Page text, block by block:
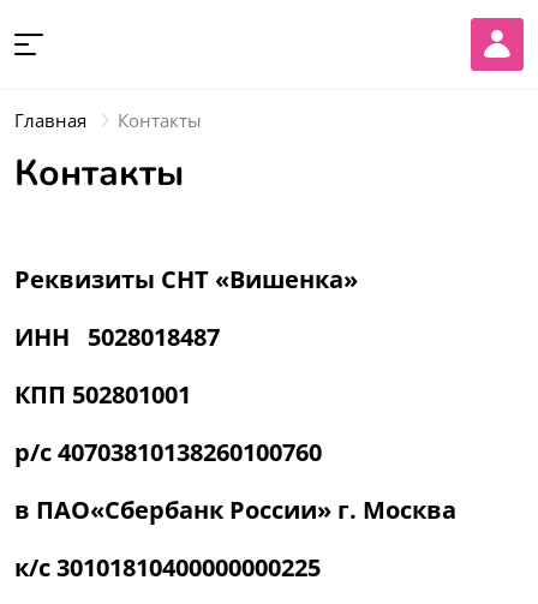
Главная Контакты
Контакты
Реквизиты СНТ «Вишенка»
ИНН 5028018487
КПП 502801001
р/с 40703810138260100760
в ПАО«Сбербанк России» г. Москва
к/с 30101810400000000225